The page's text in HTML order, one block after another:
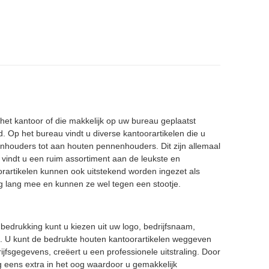
kantoor of die makkelijk op uw bureau geplaatst
Op het bureau vindt u diverse kantoorartikelen die u
tot aan houten pennenhouders. Dit zijn allemaal
u een ruim assortiment aan de leukste en
kunnen ook uitstekend worden ingezet als
mee en kunnen ze wel tegen een stootje.
kunt u kiezen uit uw logo, bedrijfsnaam,
kunt de bedrukte houten kantoorartikelen weggeven
creëert u een professionele uitstraling. Door
extra in het oog waardoor u gemakkelijk